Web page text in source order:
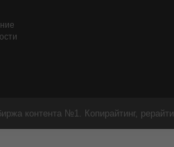
контента №1. Копирайтинг,